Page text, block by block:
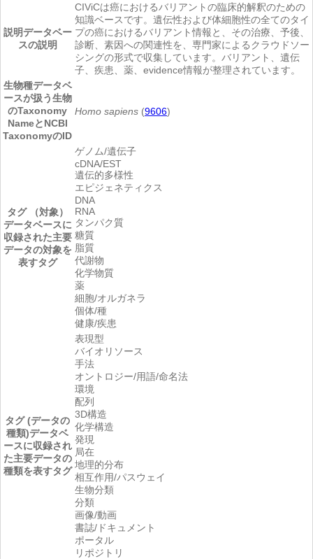
説明データベー
スの説明
CIViCは癌におけるバリアントの臨床的解釈のための
知識ベースです。遺伝性および体細胞性の全てのタイ
プの癌におけるバリアント情報と、その治療、予後、
診断、素因への関連性を、専門家によるクラウドソー
シングの形式で収集しています。バリアント、遺伝
子、疾患、薬、evidence情報が整理されています。
生物種データベ
ースが扱う生物
のTaxonomy
NameとNCBI
TaxonomyのID
Homo sapiens (9606)
タグ （対象）
データベースに
収録された主要
データの対象を
表すタグ
ゲノム/遺伝子
cDNA/EST
遺伝的多様性
エピジェネティクス
DNA
RNA
タンパク質
糖質
脂質
代謝物
化学物質
薬
細胞/オルガネラ
個体/種
健康/疾患
タグ (データの
種類)データベ
ースに収録され
た主要データの
種類を表すタグ
表現型
バイオリソース
手法
オントロジー/用語/命名法
環境
配列
3D構造
化学構造
発現
局在
地理的分布
相互作用/パスウェイ
生物分類
分類
画像/動画
書誌/ドキュメント
ポータル
リポジトリ